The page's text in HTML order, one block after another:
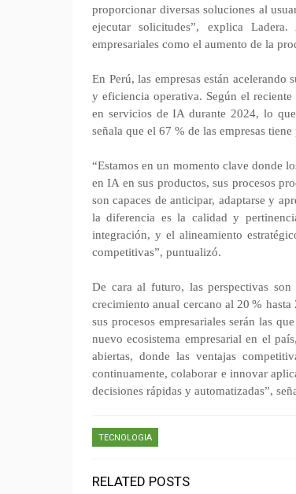
proporcionar diversas soluciones al
ejecutar solicitudes”, explica
empresariales como el aumento de la
En Perú, las empresas están
y eficiencia operativa. Según el
en servicios de IA durante 2024, lo
señala que el 67 % de las empresas
“Estamos en un momento clave donde
en IA en sus productos, sus procesos
son capaces de anticipar, adaptarse y
la diferencia es la calidad y
integración, y el alineamiento
competitivas”, puntualizó.
De cara al futuro, las perspectivas
crecimiento anual cercano al 20 %
sus procesos empresariales serán las
nuevo ecosistema empresarial en el
abiertas, donde las ventajas
continuamente, colaborar e innovar
decisiones rápidas y automatizadas”,
TECNOLOGIA
RELATED POSTS